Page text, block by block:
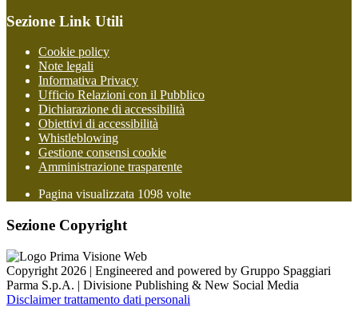
Sezione Link Utili
Cookie policy
Note legali
Informativa Privacy
Ufficio Relazioni con il Pubblico
Dichiarazione di accessibilità
Obiettivi di accessibilità
Whistleblowing
Gestione consensi cookie
Amministrazione trasparente
Pagina visualizzata 1098 volte
Sezione Copyright
Copyright 2026 | Engineered and powered by Gruppo Spaggiari
Parma S.p.A. | Divisione Publishing & New Social Media
Disclaimer trattamento dati personali